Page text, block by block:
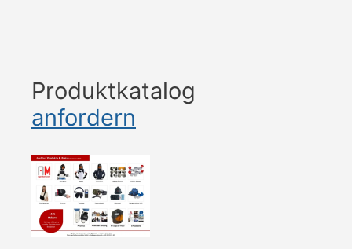
Produktkatalog
anfordern